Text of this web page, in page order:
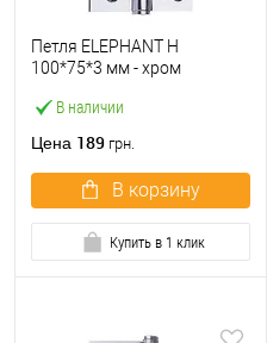
В наличии
Петля ELEPHANT H
100*75*3 мм - хром
Цена 189 грн.
В корзину
Купить в 1 клик